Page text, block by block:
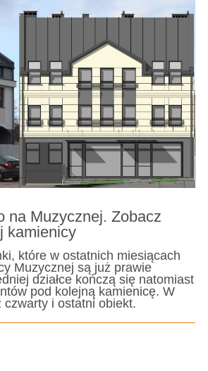
na Muzycznej. Zobacz
kamienicy
które w ostatnich miesiącach
Muzycznej są już prawie
działce kończą się natomiast
pod kolejną kamienicę. W
czwarty i ostatni obiekt.